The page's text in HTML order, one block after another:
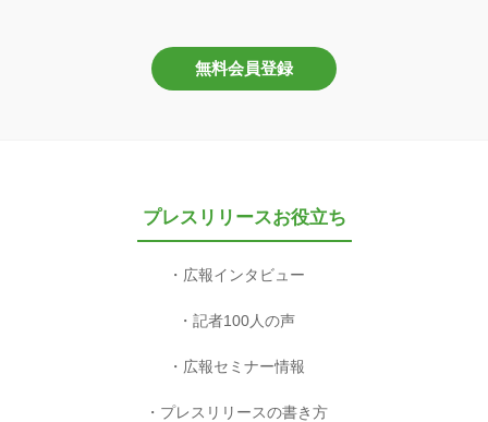
無料会員登録
プレスリリースお役立ち
広報インタビュー
記者100人の声
広報セミナー情報
プレスリリースの書き方